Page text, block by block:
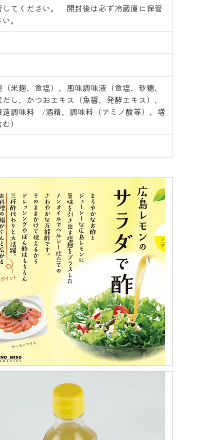
てください。 開封後は必ず冷蔵庫に保管
。
米麹、食塩）、風味調味液（食塩、砂糖、
し、かつおエキス（魚醤、発酵エキス）、
調味料 /酒精、調味料（アミノ酸等）、増
）